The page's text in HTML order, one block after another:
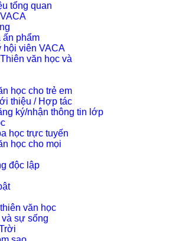
tổng quan
ấn phẩm
hội viên VACA
văn học và
học cho trẻ em
thiệu / Hợp tác
ký/nhận thông tin lớp
học trực tuyến
học cho mọi
độc lập
văn học
sự sống